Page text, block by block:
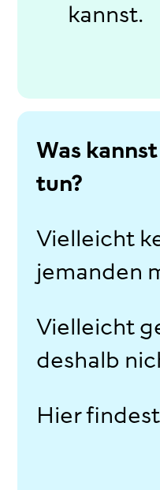
kannst.
Was
tun?
Vielleicht
jemanden
Vielleicht
deshalb
Hier